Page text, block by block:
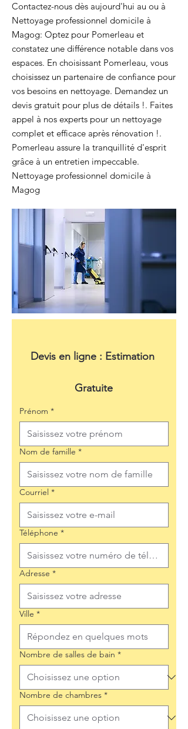
Contactez-nous dès aujourd'hui au ou à
Nettoyage professionnel domicile à
Magog: Optez pour Pomerleau et
constatez une différence notable dans vos
espaces. En choisissant Pomerleau, vous
choisissez un partenaire de confiance pour
vos besoins en nettoyage. Demandez un
devis gratuit pour plus de détails !. Faites
appel à nos experts pour un nettoyage
complet et efficace après rénovation !.
Pomerleau assure la tranquillité d'esprit
grâce à un entretien impeccable.
Nettoyage professionnel domicile à
Magog
Devis en ligne : Estimation
Gratuite
Prénom *
Nom de famille *
Courriel *
Téléphone *
Adresse *
Ville *
Nombre de salles de bain *
Nombre de chambres *